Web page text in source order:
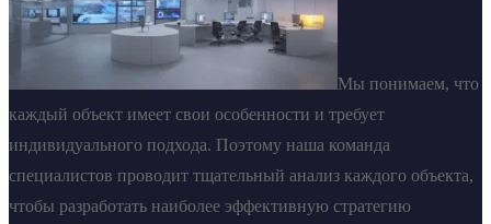
Мы понимаем, что
каждый объект имеет свои особенности и требует
индивидуального подхода. Поэтому наша команда
специалистов проводит тщательный анализ каждого объекта,
чтобы разработать наиболее эффективную стратегию